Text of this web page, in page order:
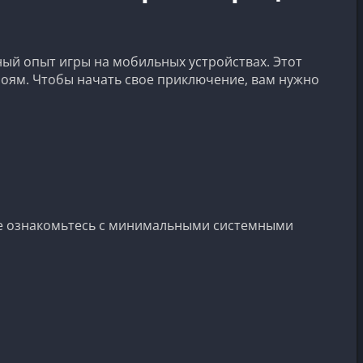
опыт игры на мобильных устройствах. Этот
Чтобы начать свое приключение, вам нужно
ознакомьтесь с минимальными системными